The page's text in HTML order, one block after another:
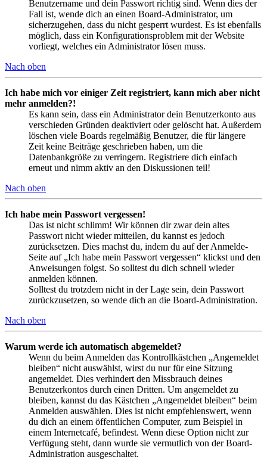
Benutzername und dein Passwort richtig sind. Wenn dies der
Fall ist, wende dich an einen Board-Administrator, um
sicherzugehen, dass du nicht gesperrt wurdest. Es ist ebenfalls
möglich, dass ein Konfigurationsproblem mit der Website
vorliegt, welches ein Administrator lösen muss.
Nach oben
Ich habe mich vor einiger Zeit registriert, kann mich aber nicht
mehr anmelden?!
Es kann sein, dass ein Administrator dein Benutzerkonto aus
verschieden Gründen deaktiviert oder gelöscht hat. Außerdem
löschen viele Boards regelmäßig Benutzer, die für längere
Zeit keine Beiträge geschrieben haben, um die
Datenbankgröße zu verringern. Registriere dich einfach
erneut und nimm aktiv an den Diskussionen teil!
Nach oben
Ich habe mein Passwort vergessen!
Das ist nicht schlimm! Wir können dir zwar dein altes
Passwort nicht wieder mitteilen, du kannst es jedoch
zurücksetzen. Dies machst du, indem du auf der Anmelde-
Seite auf „Ich habe mein Passwort vergessen“ klickst und den
Anweisungen folgst. So solltest du dich schnell wieder
anmelden können.
Solltest du trotzdem nicht in der Lage sein, dein Passwort
zurückzusetzen, so wende dich an die Board-Administration.
Nach oben
Warum werde ich automatisch abgemeldet?
Wenn du beim Anmelden das Kontrollkästchen „Angemeldet
bleiben“ nicht auswählst, wirst du nur für eine Sitzung
angemeldet. Dies verhindert den Missbrauch deines
Benutzerkontos durch einen Dritten. Um angemeldet zu
bleiben, kannst du das Kästchen „Angemeldet bleiben“ beim
Anmelden auswählen. Dies ist nicht empfehlenswert, wenn
du dich an einem öffentlichen Computer, zum Beispiel in
einem Internetcafé, befindest. Wenn diese Option nicht zur
Verfügung steht, dann wurde sie vermutlich von der Board-
Administration ausgeschaltet.